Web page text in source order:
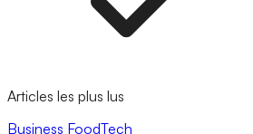
Articles les plus lus
Business FoodTech